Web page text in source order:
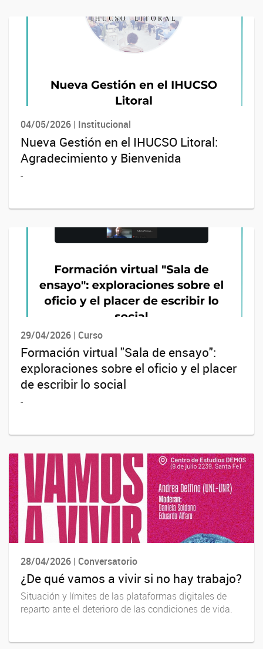
04/05/2026 | Institucional
Nueva Gestión en el IHUCSO Litoral:
Agradecimiento y Bienvenida
-
29/04/2026 | Curso
Formación virtual "Sala de ensayo":
exploraciones sobre el oficio y el placer
de escribir lo social
-
28/04/2026 | Conversatorio
¿De qué vamos a vivir si no hay trabajo?
Situación y límites de las plataformas digitales de
reparto ante el deterioro de las condiciones de vida.